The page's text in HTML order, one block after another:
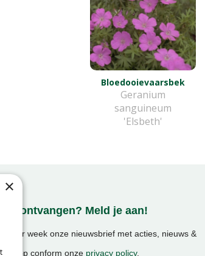
Bloedooievaarsbek
Geranium
sanguineum
'Elsbeth'
ontvangen? Meld je aan!
per week onze nieuwsbrief met acties, nieuws &
op conform onze privacy policy.
×